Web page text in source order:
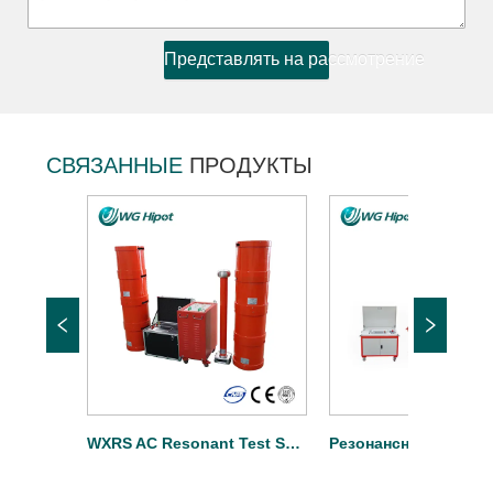
Представлять на рассмотрение
СВЯЗАННЫЕ ПРОДУКТЫ
WXRS AC Resonant Test System для подстанции